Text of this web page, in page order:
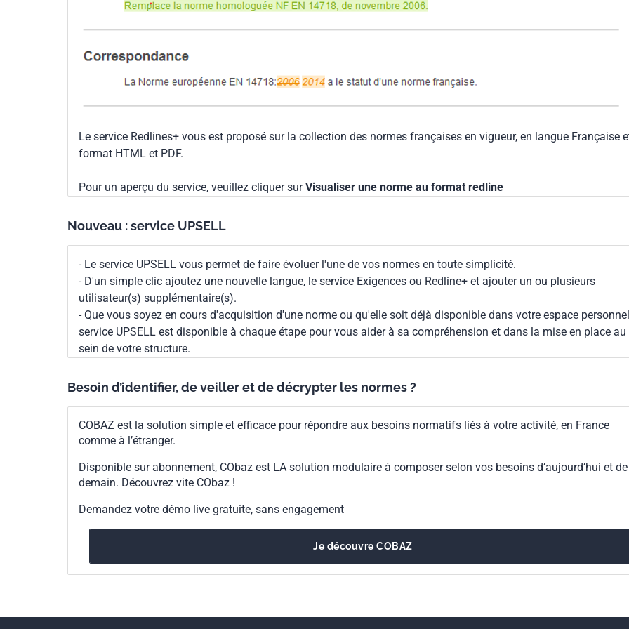
Le service Redlines+ vous est proposé sur la collection des normes françaises en vigueur, en langue Française
format HTML et PDF.
Pour un aperçu du service, veuillez cliquer surVisualiser une norme au format redline
Nouveau : service UPSELL
- Le service UPSELL vous permet de faire évoluer l'une de vos normes en toute simplicité.
- D'un simple clic ajoutez une nouvelle langue, le service Exigences ou Redline+ et ajouter un ou plusieurs
utilisateur(s) supplémentaire(s).
- Que vous soyez en cours d'acquisition d'une norme ou qu'elle soit déjà disponible dans votre espace
service UPSELL est disponible à chaque étape pour vous aider à sa compréhension et dans la mise en place au
sein de votre structure.
Besoin d’identifier, de veiller et de décrypter les normes ?
COBAZ est la solution simple et efficace pour répondre aux besoins normatifs liés à votre activité, en France
comme à l’étranger.
Disponible sur abonnement, CObaz est LA solution modulaire à composer selon vos besoins d’aujourd’hui et de
demain. Découvrez vite CObaz !
Demandez votre démo live gratuite, sans engagement
Je découvre COBAZ